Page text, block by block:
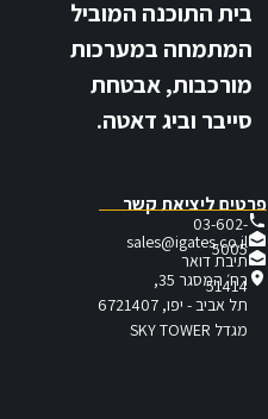
בית התוכנה המוביל
המתמחה במערכות
מורכבות, אבטחת
סייבר וביג דאטה.
פרטים ליציאת קשר
03-602-
5005
sales@igates.co.il
תיבת דואר
51414
רח׳ המסגר 35,
תל אביב - יפו, 6721407
מגדל SKY TOWER